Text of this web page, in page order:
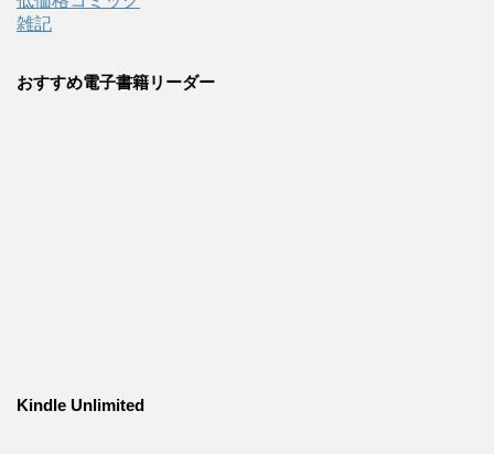
雑記
おすすめ電子書籍リーダー
Kindle Unlimited